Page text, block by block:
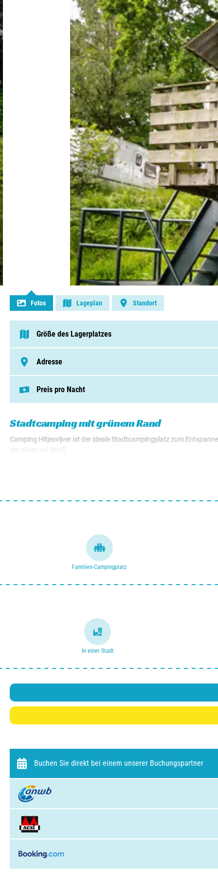
Nachrichten / Blog
Über Campingsucher
Häufig gestellte Fragen
Meinen Campingplatz anmelden
Zusammenarbeit / Werbung
Kontakt aufnehmen
Fotos Lageplan Standort
Stadtcamping mit grünem Rand
Camping Hitjesvijver ist der ideale Stadtcampingplatz zum
vor allem viel Spaß.
Familien-Campingplatz
In einer Stadt
Buchen Sie direkt bei einem unserer Buchungspartner
Größe des Lagerplatzes
75 - 250 Pitches
Adresse
Willem Barentszweg 101, 6413 TC, Heerlen
Preis pro Nacht
Pitches von € 13,50